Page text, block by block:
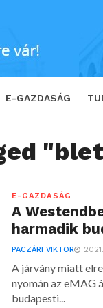
E-GAZDASÁG
E-GAZDASÁG
A
harmadik
PACZÁRI VIKTOR
A járvány miatt
nyomán az eMAG
budapesti...